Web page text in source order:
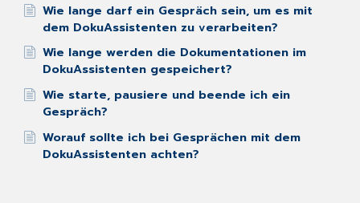
Wie lange darf ein Gespräch sein, um es mit
dem DokuAssistenten zu verarbeiten?
Wie lange werden die Dokumentationen im
DokuAssistenten gespeichert?
Wie starte, pausiere und beende ich ein
Gespräch?
Worauf sollte ich bei Gesprächen mit dem
DokuAssistenten achten?